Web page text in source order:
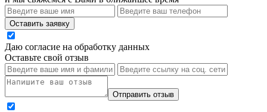
Оставить заявку
Даю согласие на обработку данных
Оставьте свой отзыв
Отправить отзыв